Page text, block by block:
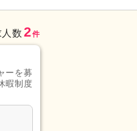
人数 2件
ーを募
暇制度